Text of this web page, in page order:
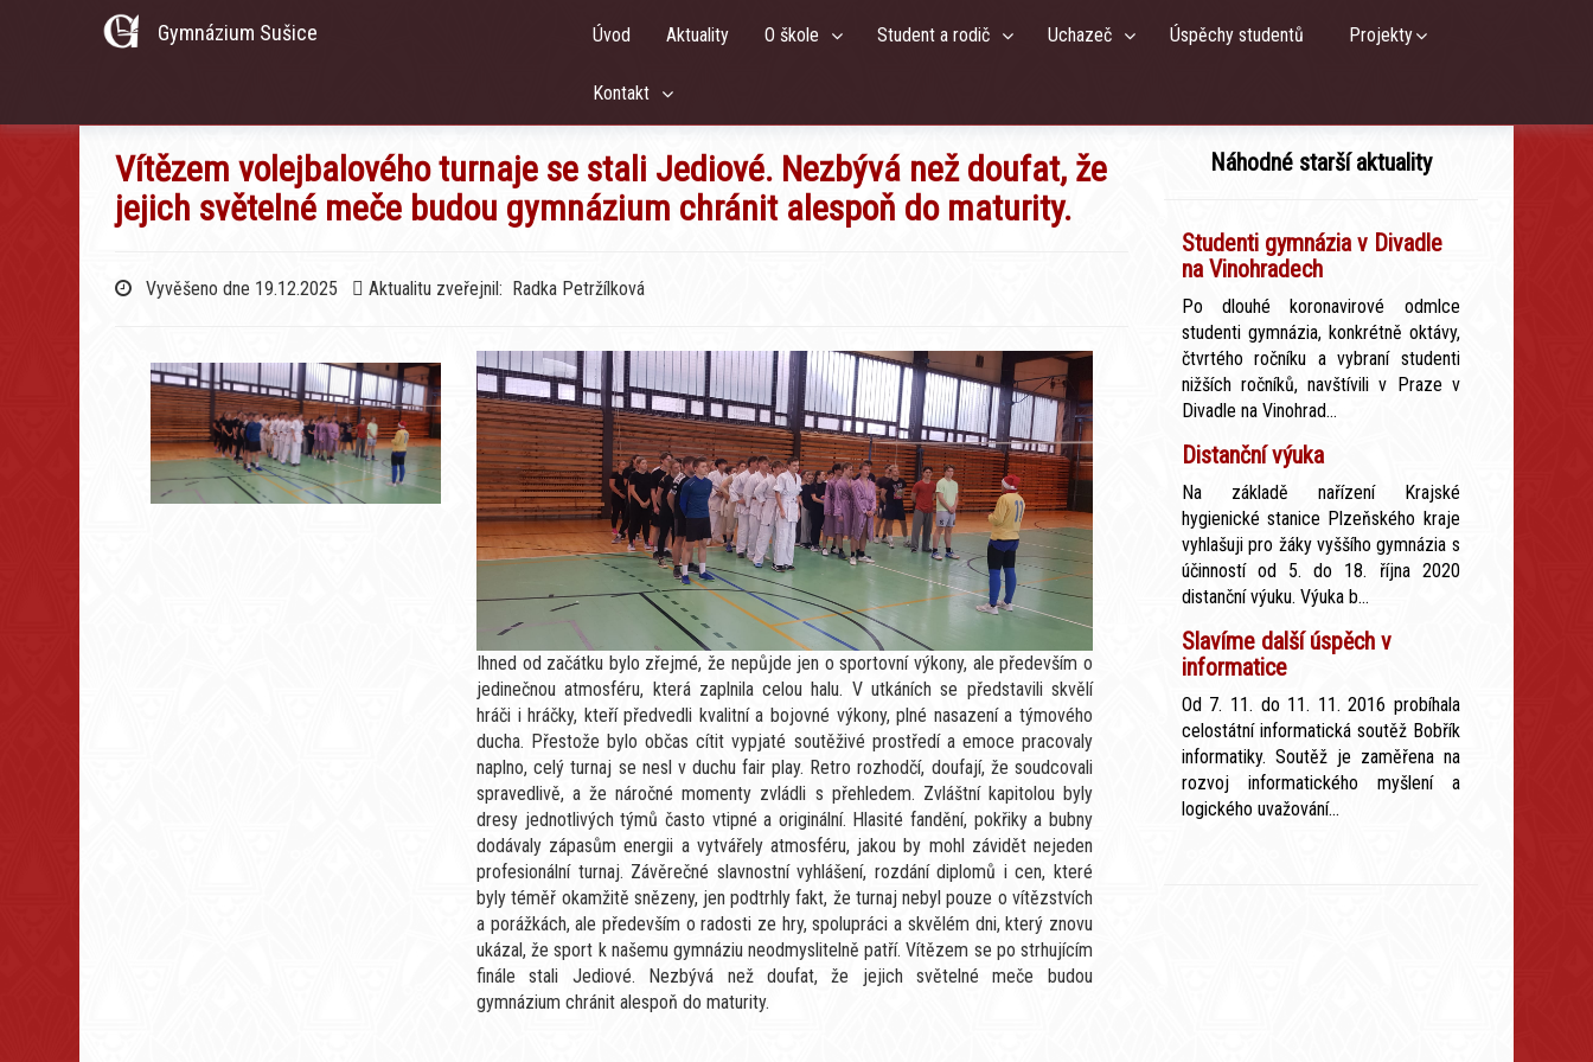
Gymnázium Sušice Úvod Aktuality O škole Student a rodič Uchazeč Úspěchy studentů Projekty
Kontakt
Vítězem volejbalového turnaje se stali Jediové. Nezbývá než doufat, že
jejich světelné meče budou gymnázium chránit alespoň do maturity.
Vyvěšeno dne 19.12.2025 Aktualitu zveřejnil: Radka Petržílková
Ihned od začátku bylo zřejmé, že nepůjde jen o sportovní výkony, ale především o
jedinečnou atmosféru, která zaplnila celou halu. V utkáních se představili skvělí
hráči i hráčky, kteří předvedli kvalitní a bojovné výkony, plné nasazení a týmového
ducha. Přestože bylo občas cítit vypjaté soutěživé prostředí a emoce pracovaly
naplno, celý turnaj se nesl v duchu fair play. Retro rozhodčí, doufají, že soudcovali
spravedlivě, a že náročné momenty zvládli s přehledem. Zvláštní kapitolou byly
dresy jednotlivých týmů často vtipné a originální. Hlasité fandění, pokřiky a bubny
dodávaly zápasům energii a vytvářely atmosféru, jakou by mohl závidět nejeden
profesionální turnaj. Závěrečné slavnostní vyhlášení, rozdání diplomů i cen, které
byly téměř okamžitě snězeny, jen podtrhly fakt, že turnaj nebyl pouze o vítězstvích
a porážkách, ale především o radosti ze hry, spolupráci a skvělém dni, který znovu
ukázal, že sport k našemu gymnáziu neodmyslitelně patří. Vítězem se po strhujícím
finále stali Jediové. Nezbývá než doufat, že jejich světelné meče budou
gymnázium chránit alespoň do maturity.
Náhodné starší aktuality
Studenti gymnázia v Divadle
na Vinohradech
Po dlouhé koronavirové odmlce
studenti gymnázia, konkrétně oktávy,
čtvrtého ročníku a vybraní studenti
nižších ročníků, navštívili v Praze v
Divadle na Vinohrad...
Distanční výuka
Na základě nařízení Krajské
hygienické stanice Plzeňského kraje
vyhlašuji pro žáky vyššího gymnázia s
účinností od 5. do 18. října 2020
distanční výuku. Výuka b...
Slavíme další úspěch v
informatice
Od 7. 11. do 11. 11. 2016 probíhala
celostátní informatická soutěž Bobřík
informatiky. Soutěž je zaměřena na
rozvoj informatického myšlení a
logického uvažování...